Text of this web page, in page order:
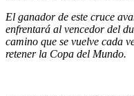
El ganador de este cruce
enfrentará al vencedor del
camino que se vuelve cada
retener la Copa del Mundo.